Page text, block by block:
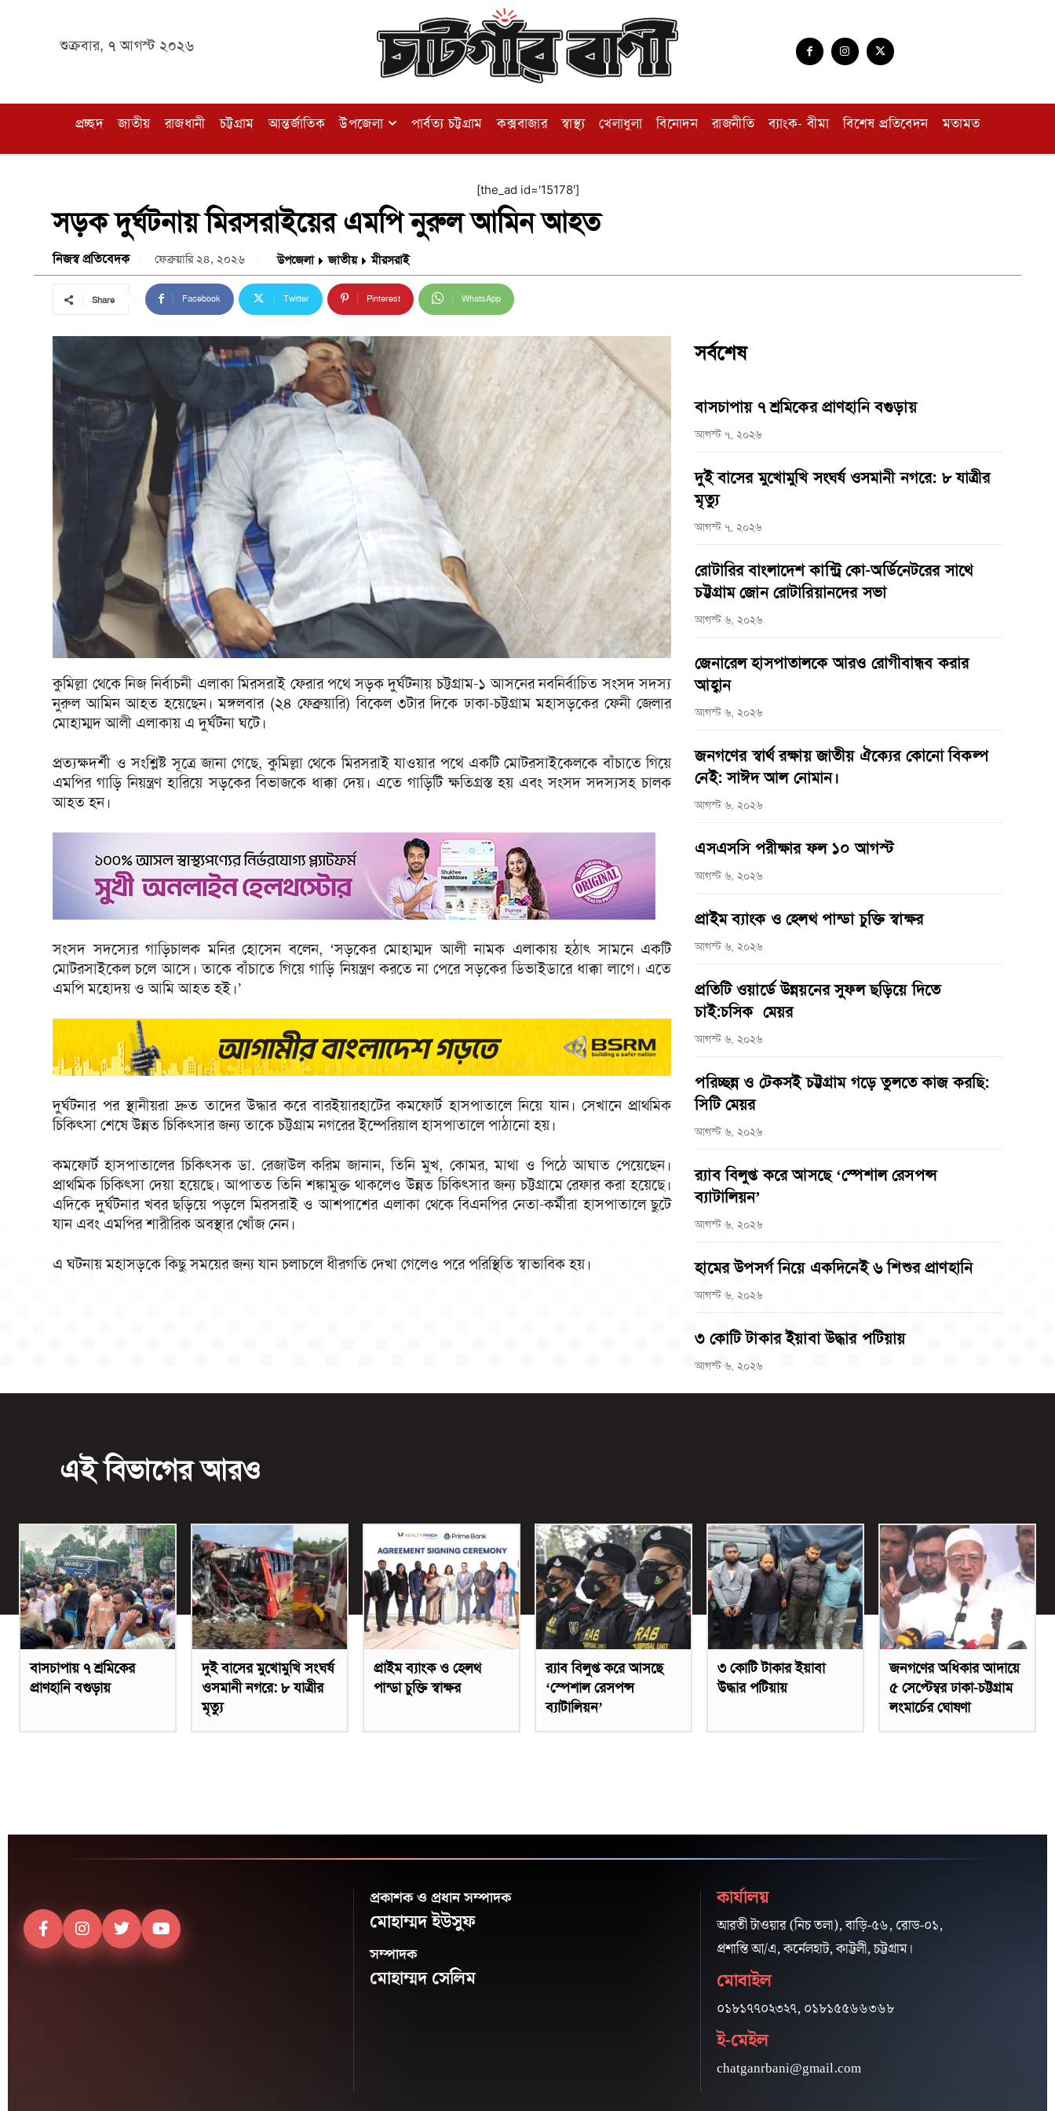
শুক্রবার, ৭ আগস্ট ২০২৬
প্রচ্ছদ জাতীয় রাজধানী চট্টগ্রাম আন্তর্জাতিক উপজেলা পার্বত্য চট্টগ্রাম কক্সবাজার স্বাস্থ্য খেলাধুলা বিনোদন রাজনীতি ব্যাংক- বীমা বিশেষ প্রতিবেদন মতামত
[the_ad id='15178']
সড়ক দুর্ঘটনায় মিরসরাইয়ের এমপি নুরুল আমিন আহত
নিজস্ব প্রতিবেদক ফেব্রুয়ারি ২৪, ২০২৬ উপজেলা জাতীয় মীরসরাই
Share Facebook Twitter Pinterest WhatsApp
কুমিল্লা থেকে নিজ নির্বাচনী এলাকা মিরসরাই ফেরার পথে সড়ক দুর্ঘটনায় চট্টগ্রাম-১ আসনের নবনির্বাচিত সংসদ সদস্য
নুরুল আমিন আহত হয়েছেন। মঙ্গলবার (২৪ ফেব্রুয়ারি) বিকেল ৩টার দিকে ঢাকা-চট্টগ্রাম মহাসড়কের ফেনী জেলার
মোহাম্মদ আলী এলাকায় এ দুর্ঘটনা ঘটে।
প্রত্যক্ষদর্শী ও সংশ্লিষ্ট সূত্রে জানা গেছে, কুমিল্লা থেকে মিরসরাই যাওয়ার পথে একটি মোটরসাইকেলকে বাঁচাতে গিয়ে
এমপির গাড়ি নিয়ন্ত্রণ হারিয়ে সড়কের বিভাজকে ধাক্কা দেয়। এতে গাড়িটি ক্ষতিগ্রস্ত হয় এবং সংসদ সদস্যসহ চালক
আহত হন।
সংসদ সদস্যের গাড়িচালক মনির হোসেন বলেন, ‘সড়কের মোহাম্মদ আলী নামক এলাকায় হঠাৎ সামনে একটি
মোটরসাইকেল চলে আসে। তাকে বাঁচাতে গিয়ে গাড়ি নিয়ন্ত্রণ করতে না পেরে সড়কের ডিভাইডারে ধাক্কা লাগে। এতে
এমপি মহোদয় ও আমি আহত হই।’
দুর্ঘটনার পর স্থানীয়রা দ্রুত তাদের উদ্ধার করে বারইয়ারহাটের কমফোর্ট হাসপাতালে নিয়ে যান। সেখানে প্রাথমিক
চিকিৎসা শেষে উন্নত চিকিৎসার জন্য তাকে চট্টগ্রাম নগরের ইম্পেরিয়াল হাসপাতালে পাঠানো হয়।
কমফোর্ট হাসপাতালের চিকিৎসক ডা. রেজাউল করিম জানান, তিনি মুখ, কোমর, মাথা ও পিঠে আঘাত পেয়েছেন।
প্রাথমিক চিকিৎসা দেয়া হয়েছে। আপাতত তিনি শঙ্কামুক্ত থাকলেও উন্নত চিকিৎসার জন্য চট্টগ্রামে রেফার করা হয়েছে।
এদিকে দুর্ঘটনার খবর ছড়িয়ে পড়লে মিরসরাই ও আশপাশের এলাকা থেকে বিএনপির নেতা-কর্মীরা হাসপাতালে ছুটে
যান এবং এমপির শারীরিক অবস্থার খোঁজ নেন।
এ ঘটনায় মহাসড়কে কিছু সময়ের জন্য যান চলাচলে ধীরগতি দেখা গেলেও পরে পরিস্থিতি স্বাভাবিক হয়।
সর্বশেষ
বাসচাপায় ৭ শ্রমিকের প্রাণহানি বগুড়ায়
আগস্ট ৭, ২০২৬
দুই বাসের মুখোমুখি সংঘর্ষ ওসমানী নগরে: ৮ যাত্রীর
মৃত্যু
আগস্ট ৭, ২০২৬
রোটারির বাংলাদেশ কান্ট্রি কো-অর্ডিনেটরের সাথে
চট্টগ্রাম জোন রোটারিয়ানদের সভা
আগস্ট ৬, ২০২৬
জেনারেল হাসপাতালকে আরও রোগীবান্ধব করার
আহ্বান
আগস্ট ৬, ২০২৬
জনগণের স্বার্থ রক্ষায় জাতীয় ঐক্যের কোনো বিকল্প
নেই: সাঈদ আল নোমান।
আগস্ট ৬, ২০২৬
এসএসসি পরীক্ষার ফল ১০ আগস্ট
আগস্ট ৬, ২০২৬
প্রাইম ব্যাংক ও হেলথ পান্ডা চুক্তি স্বাক্ষর
আগস্ট ৬, ২০২৬
প্রতিটি ওয়ার্ডে উন্নয়নের সুফল ছড়িয়ে দিতে
চাই:চসিক মেয়র
আগস্ট ৬, ২০২৬
পরিচ্ছন্ন ও টেকসই চট্টগ্রাম গড়ে তুলতে কাজ করছি:
সিটি মেয়র
আগস্ট ৬, ২০২৬
র‌্যাব বিলুপ্ত করে আসছে ‘স্পেশাল রেসপন্স
ব্যাটালিয়ন’
আগস্ট ৬, ২০২৬
হামের উপসর্গ নিয়ে একদিনেই ৬ শিশুর প্রাণহানি
আগস্ট ৬, ২০২৬
৩ কোটি টাকার ইয়াবা উদ্ধার পটিয়ায়
আগস্ট ৬, ২০২৬
এই বিভাগের আরও
বাসচাপায় ৭ শ্রমিকের
প্রাণহানি বগুড়ায়
দুই বাসের মুখোমুখি সংঘর্ষ
ওসমানী নগরে: ৮ যাত্রীর
মৃত্যু
প্রাইম ব্যাংক ও হেলথ
পান্ডা চুক্তি স্বাক্ষর
র‌্যাব বিলুপ্ত করে আসছে
‘স্পেশাল রেসপন্স
ব্যাটালিয়ন’
৩ কোটি টাকার ইয়াবা
উদ্ধার পটিয়ায়
জনগণের অধিকার আদায়ে
৫ সেপ্টেম্বর ঢাকা-চট্টগ্রাম
লংমার্চের ঘোষণা
প্রকাশক ও প্রধান সম্পাদক
মোহাম্মদ ইউসুফ
সম্পাদক
মোহাম্মদ সেলিম
কার্যালয়
আরতী টাওয়ার (নিচ তলা), বাড়ি-৫৬, রোড-০১,
প্রশান্তি আ/এ, কর্নেলহাট, কাট্টলী, চট্টগ্রাম।
মোবাইল
০১৮১৭৭০২৩২৭, ০১৮১৫৫৬৬৩৬৮
ই-মেইল
chatganrbani@gmail.com